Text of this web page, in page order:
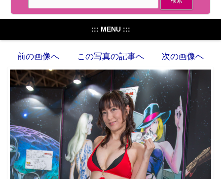
::: MENU :::
前の画像へ この写真の記事へ 次の画像へ